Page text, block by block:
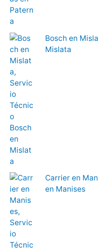
Bosch en
Mislata
Carrier en
en Manises